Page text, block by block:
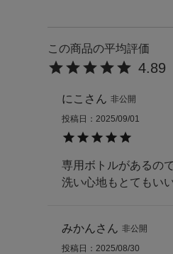
4.89
にこ
非公開
投稿日
2025/09/01
専用ボトルがあるの
洗い心地もとてもい
みかん
非公開
投稿日
2025/08/30